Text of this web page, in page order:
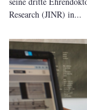
Research (JINR) in